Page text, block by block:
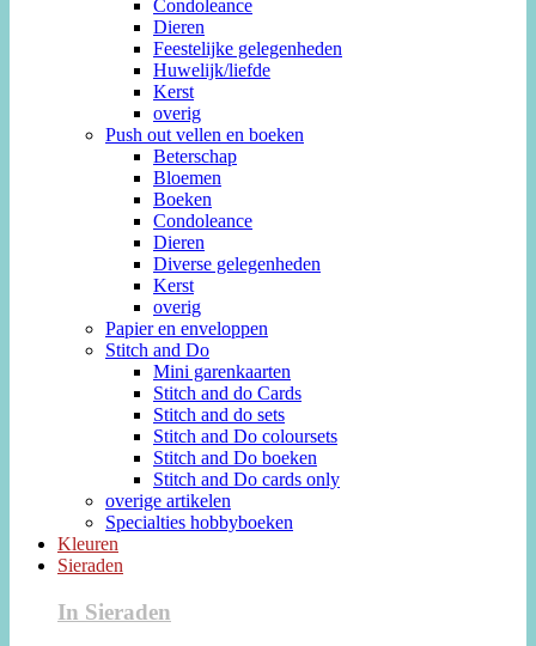
Condoleance
Dieren
Feestelijke gelegenheden
Huwelijk/liefde
Kerst
overig
Push out vellen en boeken
Beterschap
Bloemen
Boeken
Condoleance
Dieren
Diverse gelegenheden
Kerst
overig
Papier en enveloppen
Stitch and Do
Mini garenkaarten
Stitch and do Cards
Stitch and do sets
Stitch and Do coloursets
Stitch and Do boeken
Stitch and Do cards only
overige artikelen
Specialties hobbyboeken
Kleuren
Sieraden
In Sieraden